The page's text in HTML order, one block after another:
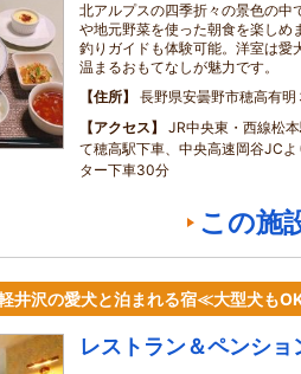
北アルプスの四季折々の景色の中
や地元野菜を使った朝食を楽しめ
釣りガイドも体験可能。洋室は愛
温まるおもてなしが魅力です。
住所
長野県安曇野市穂高有明
アクセス
JR中央東・西線松
て穂高駅下車、中央高速岡谷JC
ター下車30分
この施
井沢の愛犬と泊まれる宿≪大型犬も
レストラン＆ペンシ